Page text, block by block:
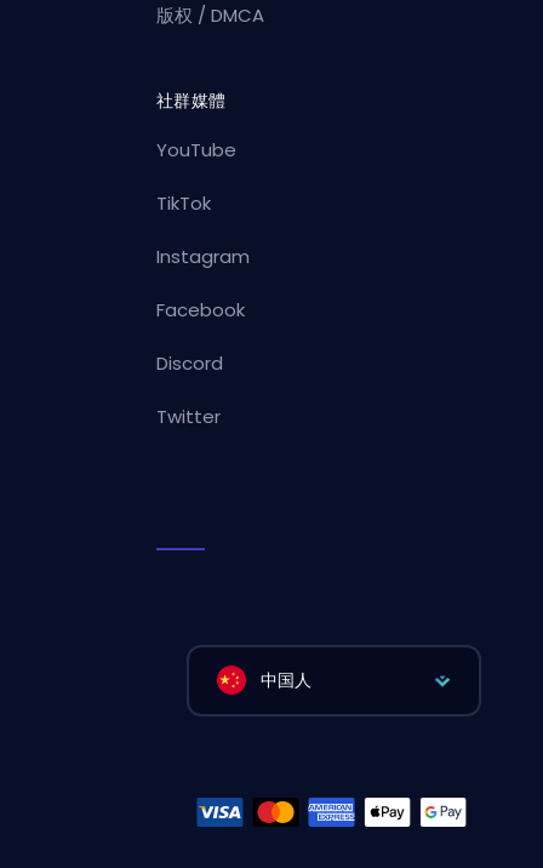
版权 / DMCA
社群媒體
YouTube
TikTok
Instagram
Facebook
Discord
Twitter
中国人